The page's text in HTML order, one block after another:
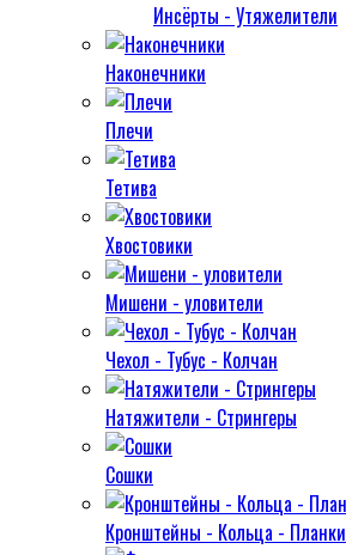
Инсёрты - Утяжелители
Наконечники
Плечи
Тетива
Хвостовики
Мишени - уловители
Чехол - Тубус - Колчан
Натяжители - Стрингеры
Сошки
Кронштейны - Кольца - Планки